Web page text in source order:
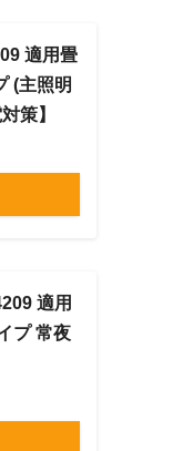
適用畳
(主照明
策】
適用
プ 常夜